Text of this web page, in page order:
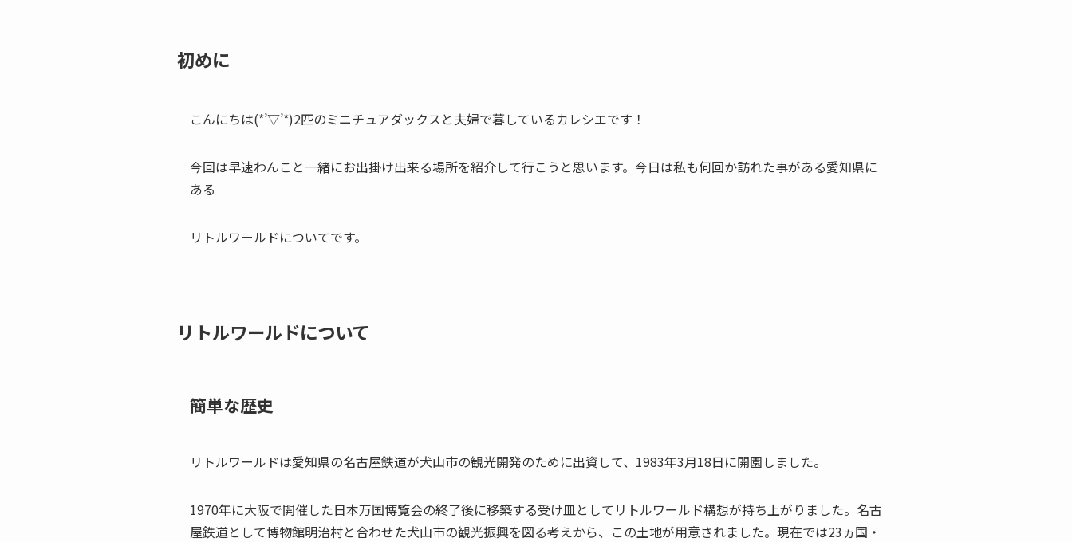
初めに
こんにちは(*’▽’*)2匹のミニチュアダックスと夫婦で暮しているカレシエです！
今回は早速わんこと一緒にお出掛け出来る場所を紹介して行こうと思います。今日は私も何回か訪れた事がある愛知県に
ある
リトルワールドについてです。
リトルワールドについて
簡単な歴史
リトルワールドは愛知県の名古屋鉄道が犬山市の観光開発のために出資して、 1983年3月18日に開園しました。
1970年に大阪で開催した日本万国博覧会の終了後に移築する受け皿としてリトルワールド構想が持ち上がりました。名古
屋鉄道として博物館明治村と合わせた犬山市の観光振興を図る考えから、この土地が用意されました。現在では23ヵ国・